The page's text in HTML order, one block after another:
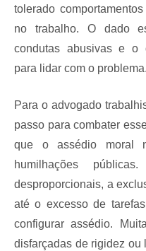
tolerado
no trabalho. O dado
condutas abusivas e o
para lidar com o problema.
Para o advogado
passo para combater
que o assédio moral
humilhações
desproporcionais, a
até o excesso de
configurar assédio.
disfarçadas de rigidez ou